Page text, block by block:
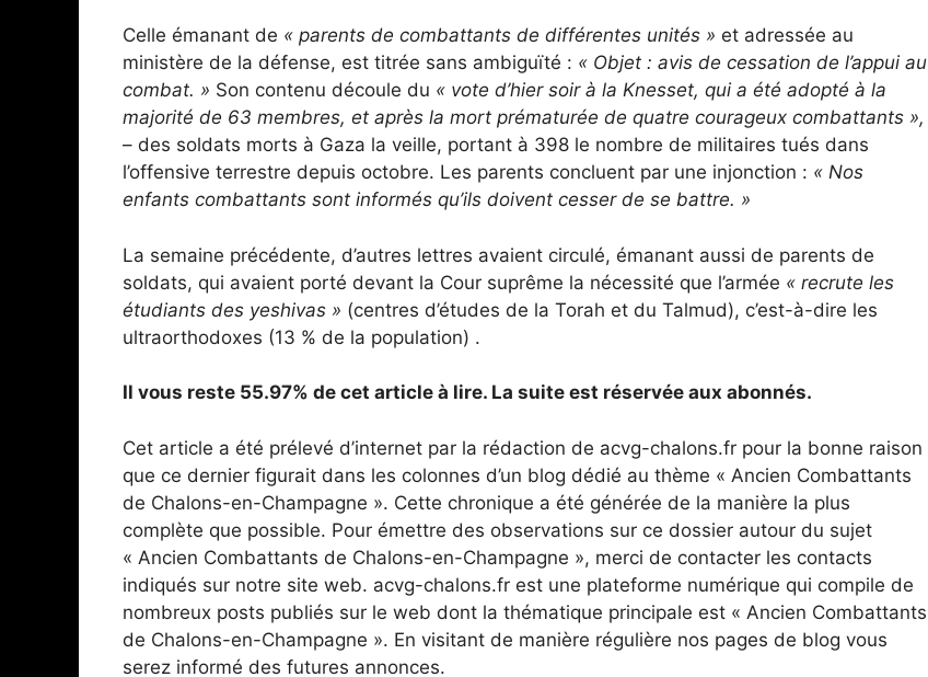
Celle émanant de « parents de combattants de différentes unités » et adressée au
ministère de la défense, est titrée sans ambiguïté : « Objet : avis de cessation de l’appui au
combat. » Son contenu découle du « vote d’hier soir à la Knesset, qui a été adopté à la
majorité de 63 membres, et après la mort prématurée de quatre courageux combattants »,
– des soldats morts à Gaza la veille, portant à 398 le nombre de militaires tués dans
l’offensive terrestre depuis octobre. Les parents concluent par une injonction : « Nos
enfants combattants sont informés qu’ils doivent cesser de se battre. »
La semaine précédente, d’autres lettres avaient circulé, émanant aussi de parents de
soldats, qui avaient porté devant la Cour suprême la nécessité que l’armée « recrute les
étudiants des yeshivas » (centres d’études de la Torah et du Talmud), c’est-à-dire les
ultraorthodoxes (13 % de la population) .
Il vous reste 55.97% de cet article à lire. La suite est réservée aux abonnés.
Cet article a été prélevé d’internet par la rédaction de acvg-chalons.fr pour la bonne raison
que ce dernier figurait dans les colonnes d’un blog dédié au thème « Ancien Combattants
de Chalons-en-Champagne ». Cette chronique a été générée de la manière la plus
complète que possible. Pour émettre des observations sur ce dossier autour du sujet
« Ancien Combattants de Chalons-en-Champagne », merci de contacter les contacts
indiqués sur notre site web. acvg-chalons.fr est une plateforme numérique qui compile de
nombreux posts publiés sur le web dont la thématique principale est « Ancien Combattants
de Chalons-en-Champagne ». En visitant de manière régulière nos pages de blog vous
serez informé des futures annonces.